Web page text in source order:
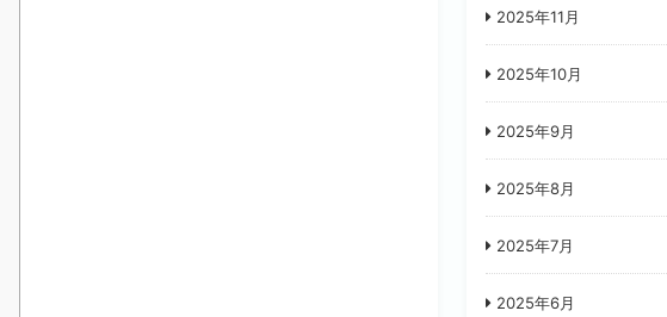
2025年11月
2025年10月
2025年9月
2025年8月
2025年7月
2025年6月